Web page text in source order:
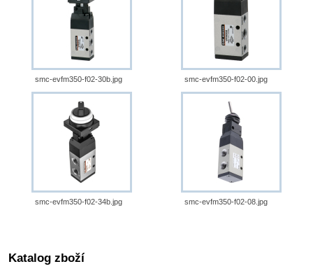
smc-evfm350-f02-30b.jpg smc-evfm350-f02-00.jpg
smc-evfm350-f02-34b.jpg smc-evfm350-f02-08.jpg
Katalog zboží